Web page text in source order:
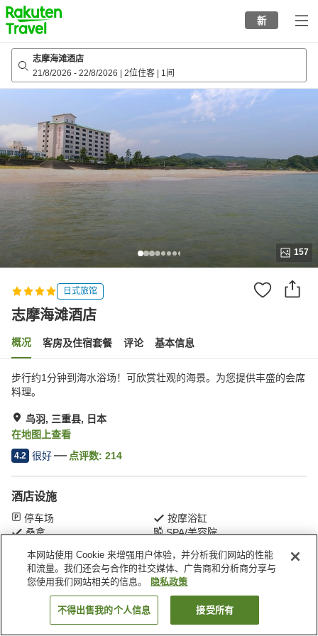
to
top
page
新
志摩海滩酒店
21/8/2026 - 22/8/2026 2位住客 1间
157
日式旅馆
志摩海滩酒店
概况 客房及住宿套餐 评论 基本信息
步行约1分钟到海水浴场！可欣赏壮观的海景。为您提供丰盛的会席
料理。
鸟羽, 三重县, 日本
在地图上查看
4.2 很好 点评数: 214
酒店设施
停车场
按摩浴缸
桑拿
SPA/美容院
首页 日本 三重县 鸟羽 志摩海滩酒店
搜索客房
本网站使用 Cookie 来增强用户体验，并分析我们网站的性能
和流量。我们还会与合作的社交媒体、广告商和分析商分享与
您使用我们网站相关的信息。
隐私政策
不得出售我的个人信息 接受所有